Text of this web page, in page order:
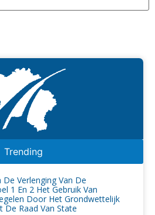
Trending
De Verlenging Van De
1 En 2 Het Gebruik Van
Door Het Grondwettelijk
De Raad Van State